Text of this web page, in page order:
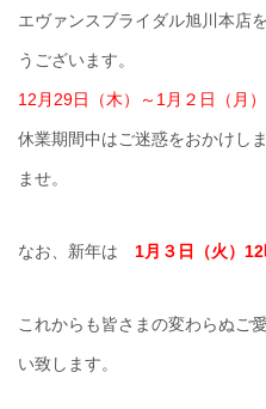
エヴァンスブライダル旭川本店
うございます。
12月29日（木）～1月２日（月）
休業期間中はご迷惑をおかけし
ませ。
なお、新年は 1月３日（火）12
これからも皆さまの変わらぬご
い致します。